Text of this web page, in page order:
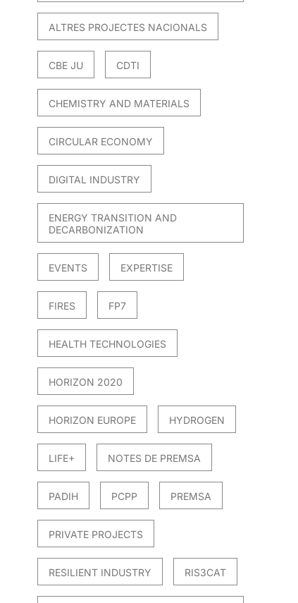
ALTRES PROJECTES NACIONALS
CBE JU CDTI
CHEMISTRY AND MATERIALS
CIRCULAR ECONOMY
DIGITAL INDUSTRY
ENERGY TRANSITION AND
DECARBONIZATION
EVENTS EXPERTISE
FIRES FP7
HEALTH TECHNOLOGIES
HORIZON 2020
HORIZON EUROPE HYDROGEN
LIFE+ NOTES DE PREMSA
PADIH PCPP PREMSA
PRIVATE PROJECTS
RESILIENT INDUSTRY RIS3CAT